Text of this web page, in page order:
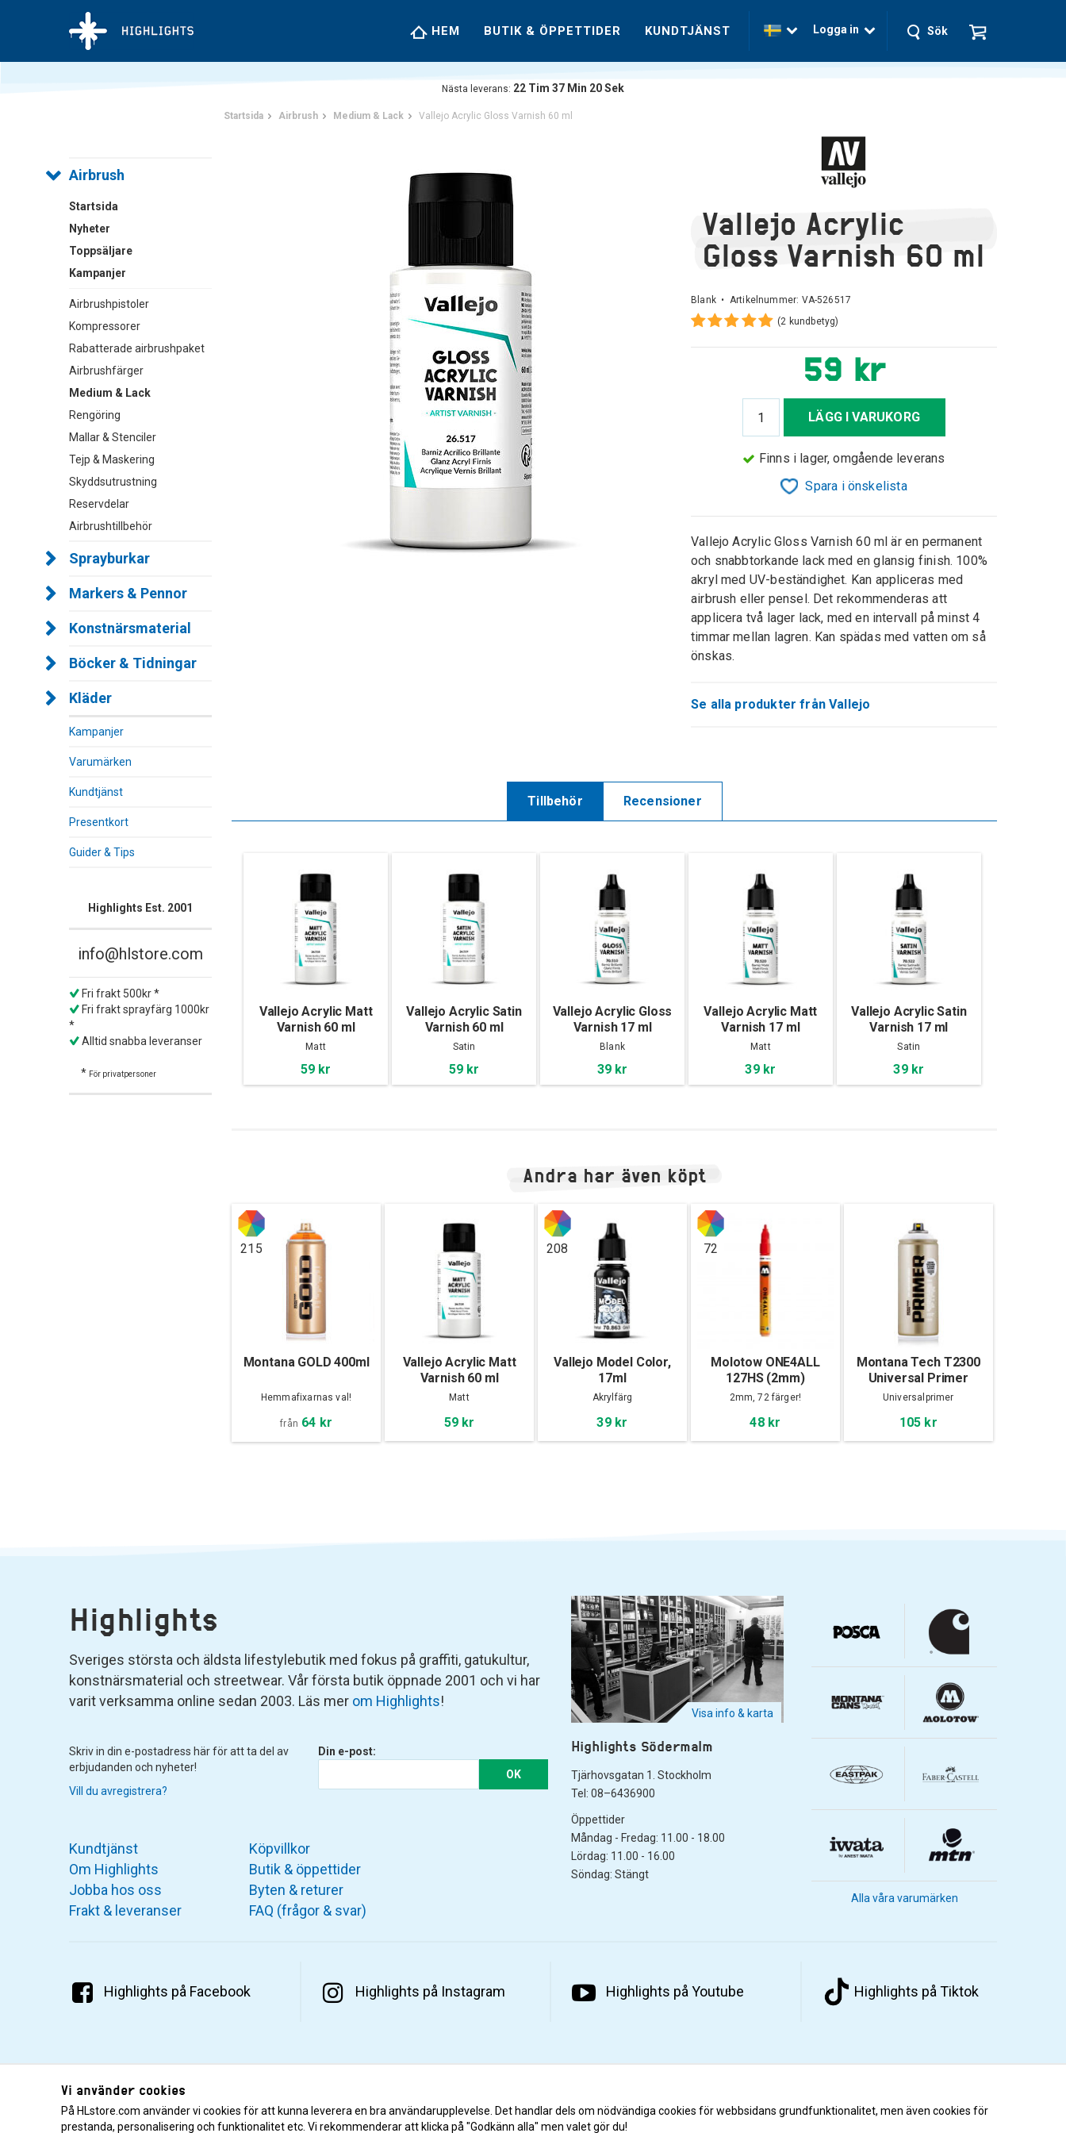
HEM BUTIK & ÖPPETTIDER KUNDTJÄNST Logga in Sök
Nästa leverans: 22 Tim 37 Min 20Sek
Airbrush
Startsida
Nyheter
Toppsäljare
Kampanjer
Airbrushpistoler
Kompressorer
Rabatterade airbrushpaket
Airbrushfärger
Medium & Lack
Rengöring
Mallar & Stenciler
Tejp & Maskering
Skyddsutrustning
Reservdelar
Airbrushtillbehör
Sprayburkar
Markers & Pennor
Konstnärsmaterial
Böcker & Tidningar
Kläder
Kampanjer
Varumärken
Kundtjänst
Presentkort
Guider & Tips
Highlights Est. 2001
info@hlstore.com
Fri frakt 500kr *
Fri frakt sprayfärg 1000kr
*
Alltid snabba leveranser
* För privatpersoner
Startsida Airbrush Medium & Lack Vallejo Acrylic Gloss Varnish 60 ml
Vallejo Acrylic
Gloss Varnish 60 ml
Blank • Artikelnummer: VA-526517
(2 kundbetyg)
59 kr
LÄGG I VARUKORG
Finns i lager, omgående leverans
Spara i önskelista
Vallejo Acrylic Gloss Varnish 60 ml är en permanent
och snabbtorkande lack med en glansig finish. 100%
akryl med UV-beständighet. Kan appliceras med
airbrush eller pensel. Det rekommenderas att
applicera två lager lack, med en intervall på minst 4
timmar mellan lagren. Kan spädas med vatten om så
önskas.
Se alla produkter från Vallejo
Tillbehör Recensioner
Vallejo Acrylic Matt
Varnish 60 ml
Matt
59 kr
Vallejo Acrylic Satin
Varnish 60 ml
Satin
59 kr
Vallejo Acrylic Gloss
Varnish 17 ml
Blank
39 kr
Vallejo Acrylic Matt
Varnish 17 ml
Matt
39 kr
Vallejo Acrylic Satin
Varnish 17 ml
Satin
39 kr
Andra har även köpt
215
Montana GOLD 400ml
Hemmafixarnas val!
från 64 kr
Vallejo Acrylic Matt
Varnish 60 ml
Matt
59 kr
208
Vallejo Model Color,
17ml
Akrylfärg
39 kr
72
Molotow ONE4ALL
127HS (2mm)
2mm, 72 färger!
48 kr
Montana Tech T2300
Universal Primer
400ml
Universalprimer
105 kr
Highlights
Sveriges största och äldsta lifestylebutik med fokus på graffiti, gatukultur,
konstnärsmaterial och streetwear. Vår första butik öppnade 2001 och vi har
varit verksamma online sedan 2003. Läs mer om Highlights!
Skriv in din e-postadress här för att ta del av
erbjudanden och nyheter!
Vill du avregistrera?
Din e-post:
OK
Visa info & karta
Highlights Södermalm
Tjärhovsgatan 1. Stockholm
Tel: 08–6436900
Öppettider
Måndag - Fredag: 11.00 - 18.00
Lördag: 11.00 - 16.00
Söndag: Stängt
Kundtjänst
Om Highlights
Jobba hos oss
Frakt & leveranser
Köpvillkor
Butik & öppettider
Byten & returer
FAQ (frågor & svar)
Alla våra varumärken
Highlights på Facebook Highlights på Instagram Highlights på Youtube Highlights på Tiktok
© 2001–2026 Highlights/KR Distribution AB.
Vi använder cookies
På HLstore.com använder vi cookies för att kunna leverera en bra användarupplevelse. Det handlar dels om nödvändiga cookies för webbsidans grundfunktionalitet, men även cookies för
prestanda, personalisering och funktionalitet etc. Vi rekommenderar att klicka på "Godkänn alla" men valet gör du!